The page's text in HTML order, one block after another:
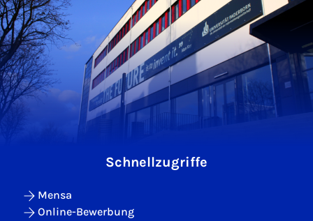
Schnellzugriffe
Mensa
Online-Bewerbung